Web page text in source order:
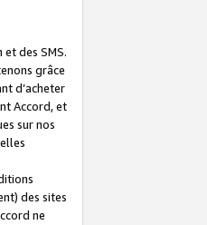
des SMS.
grâce
d’acheter
Accord, et
sur nos
des sites
ne